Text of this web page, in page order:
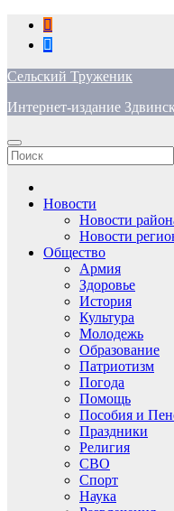
Перейти
содержимому
Сельский Труженик
Интернет-издание
Новости
Новости
Новости
Общество
Армия
Здоровье
История
Культура
Молодежь
Образование
Патриотизм
Погода
Помощь
Пособия и
Праздники
Религия
СВО
Спорт
Наука